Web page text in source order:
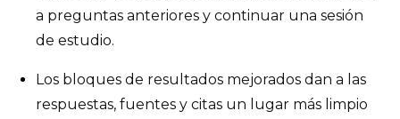
a preguntas anteriores y continuar una sesión
de estudio.
Los bloques de resultados mejorados dan a las
respuestas, fuentes y citas un lugar más limpio